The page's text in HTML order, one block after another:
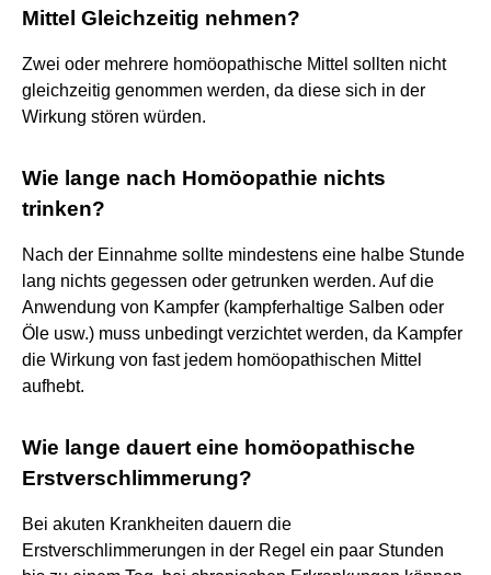
Mittel Gleichzeitig nehmen?
Zwei oder mehrere homöopathische Mittel sollten nicht
gleichzeitig genommen werden, da diese sich in der
Wirkung stören würden.
Wie lange nach Homöopathie nichts
trinken?
Nach der Einnahme sollte mindestens eine halbe Stunde
lang nichts gegessen oder getrunken werden. Auf die
Anwendung von Kampfer (kampferhaltige Salben oder
Öle usw.) muss unbedingt verzichtet werden, da Kampfer
die Wirkung von fast jedem homöopathischen Mittel
aufhebt.
Wie lange dauert eine homöopathische
Erstverschlimmerung?
Bei akuten Krankheiten dauern die
Erstverschlimmerungen in der Regel ein paar Stunden